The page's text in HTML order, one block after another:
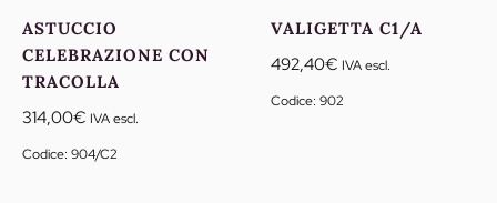
ASTUCCIO
CELEBRAZIONE CON
TRACOLLA
314,00€ IVA escl.
Codice: 904/C2
VALIGETTA C1/A
492,40€ IVA escl.
Codice: 902